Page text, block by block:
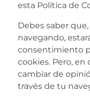
esta Política de
Debes saber
navegando,
consentimiento
cookies. Pero,
cambiar de
través de tu